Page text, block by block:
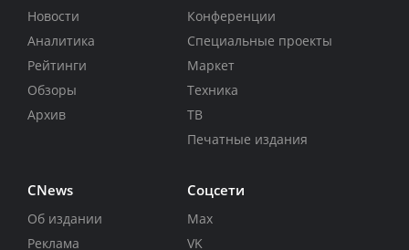
Новости
Аналитика
Рейтинги
Обзоры
Архив
Конференции
Специальные проекты
Маркет
Техника
ТВ
Печатные издания
CNews
Об издании
Реклама
Соцсети
Max
VK